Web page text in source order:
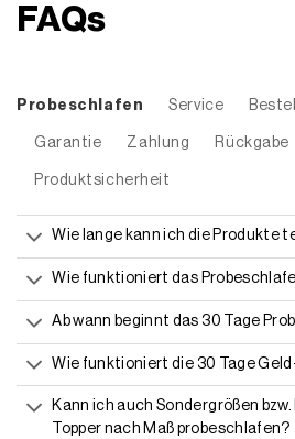
FAQs
Probeschlafen Service
Garantie Zahlung Rückgabe
Produktsicherheit
Wie lange kann ich die Produkte
Wie funktioniert das
Ab wann beginnt das 30 Tage
Wie funktioniert die 30 Tage
Kann ich auch Sondergrößen
Topper nach Maß probeschlafen?